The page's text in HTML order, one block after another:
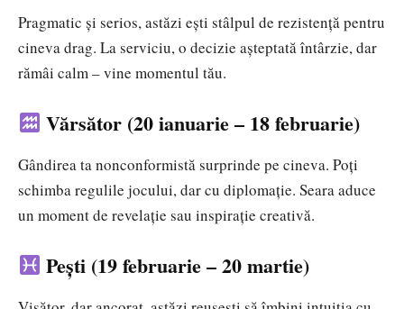
Pragmatic și serios, astăzi ești stâlpul de rezistență pentru
cineva drag. La serviciu, o decizie așteptată întârzie, dar
rămâi calm – vine momentul tău.
Vărsător (20 ianuarie – 18 februarie)
Gândirea ta nonconformistă surprinde pe cineva. Poți
schimba regulile jocului, dar cu diplomație. Seara aduce
un moment de revelație sau inspirație creativă.
Pești (19 februarie – 20 martie)